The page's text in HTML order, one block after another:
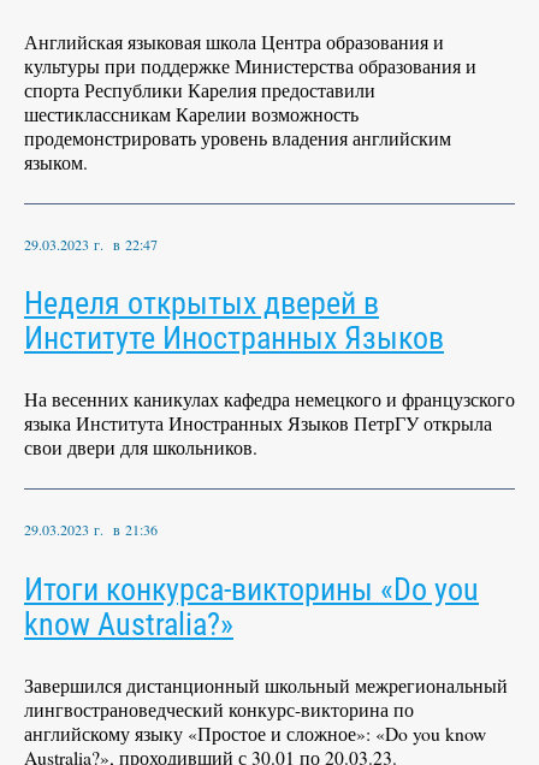
Английская языковая школа Центра образования и
культуры при поддержке Министерства образования и
спорта Республики Карелия предоставили
шестиклассникам Карелии возможность
продемонстрировать уровень владения английским
языком.
29.03.2023 г. в 22:47
Неделя открытых дверей в
Институте Иностранных Языков
На весенних каникулах кафедра немецкого и французского
языка Института Иностранных Языков ПетрГУ открыла
свои двери для школьников.
29.03.2023 г. в 21:36
Итоги конкурса-викторины «Do you
know Australia?»
Завершился дистанционный школьный межрегиональный
лингвострановедческий конкурс-викторина по
английскому языку «Простое и сложное»: «Do you know
Australia?», проходивший с 30.01 по 20.03.23.